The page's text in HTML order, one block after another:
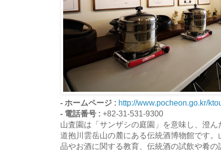
- ホームページ : http://www.pocheon.go.kr/
- 電話番号 : +82-31-531-9300
山査園は「サンザシの庭園」を意味し、澄
道抱川雲岳山の麓にある伝統酒博物館です
品やお酒に関する教育、伝統酒の試飲や肴